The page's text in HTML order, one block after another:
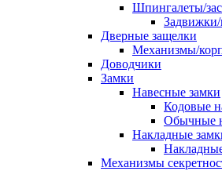
Шпингалеты/
Дверные защелки
Механизмы/
Доводчики
Замки
Навесные замки
Кодовые
Обычные
Накладные
Механизмы